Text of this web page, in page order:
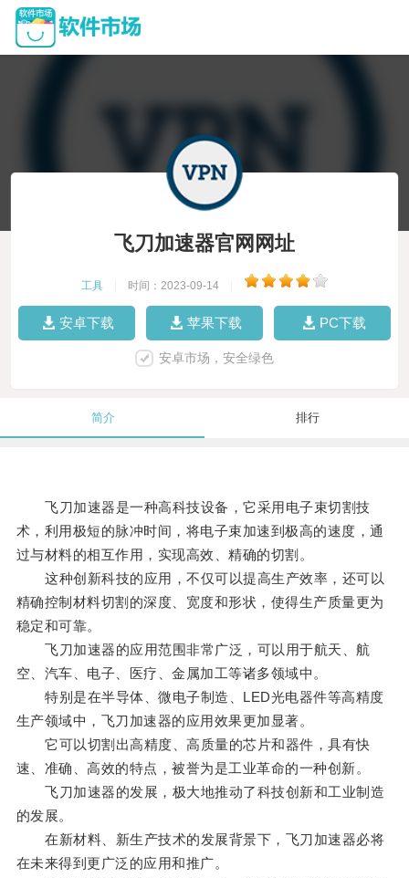
飞刀加速器官网网址
工具 时间：2023-09-14
安卓下载 苹果下载 PC下载
安卓市场，安全绿色
简介 排行
飞刀加速器是一种高科技设备，它采用电子束切割技
术，利用极短的脉冲时间，将电子束加速到极高的速度，通
过与材料的相互作用，实现高效、精确的切割。
这种创新科技的应用，不仅可以提高生产效率，还可以
精确控制材料切割的深度、宽度和形状，使得生产质量更为
稳定和可靠。
飞刀加速器的应用范围非常广泛，可以用于航天、航
空、汽车、电子、医疗、金属加工等诸多领域中。
特别是在半导体、微电子制造、LED光电器件等高精度
生产领域中，飞刀加速器的应用效果更加显著。
它可以切割出高精度、高质量的芯片和器件，具有快
速、准确、高效的特点，被誉为是工业革命的一种创新。
飞刀加速器的发展，极大地推动了科技创新和工业制造
的发展。
在新材料、新生产技术的发展背景下，飞刀加速器必将
在未来得到更广泛的应用和推广。